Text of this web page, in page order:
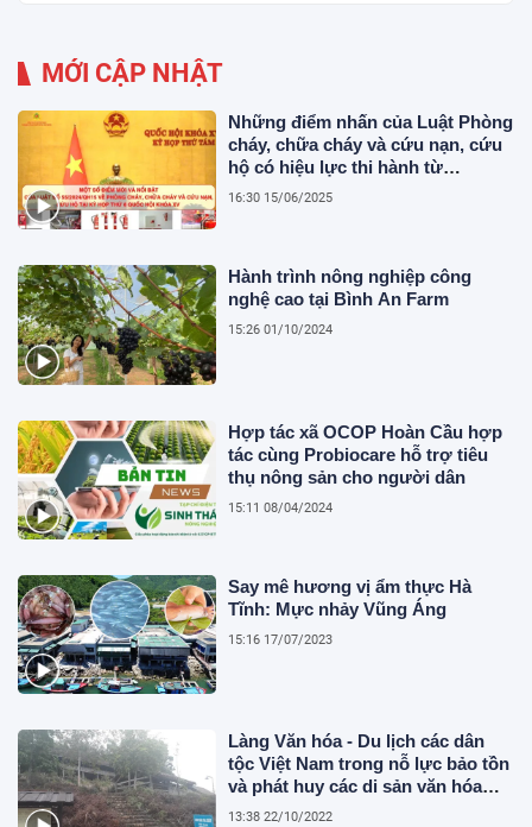
MỚI CẬP NHẬT
Những điểm nhấn của Luật Phòng
cháy, chữa cháy và cứu nạn, cứu
hộ có hiệu lực thi hành từ
01/7/2025 những người đang kinh
16:30 15/06/2025
Hành trình nông nghiệp công
nghệ cao tại Bình An Farm
15:26 01/10/2024
Hợp tác xã OCOP Hoàn Cầu hợp
tác cùng Probiocare hỗ trợ tiêu
thụ nông sản cho người dân
15:11 08/04/2024
Say mê hương vị ẩm thực Hà
Tĩnh: Mực nhảy Vũng Áng
15:16 17/07/2023
Làng Văn hóa - Du lịch các dân
tộc Việt Nam trong nỗ lực bảo tồn
và phát huy các di sản văn hóa
dân tộc
13:38 22/10/2022